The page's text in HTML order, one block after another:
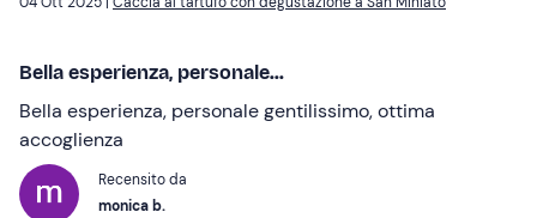
Bella esperienza, personale...
Bella esperienza, personale gentilissimo, ottima
accoglienza
Recensito da
monica b.